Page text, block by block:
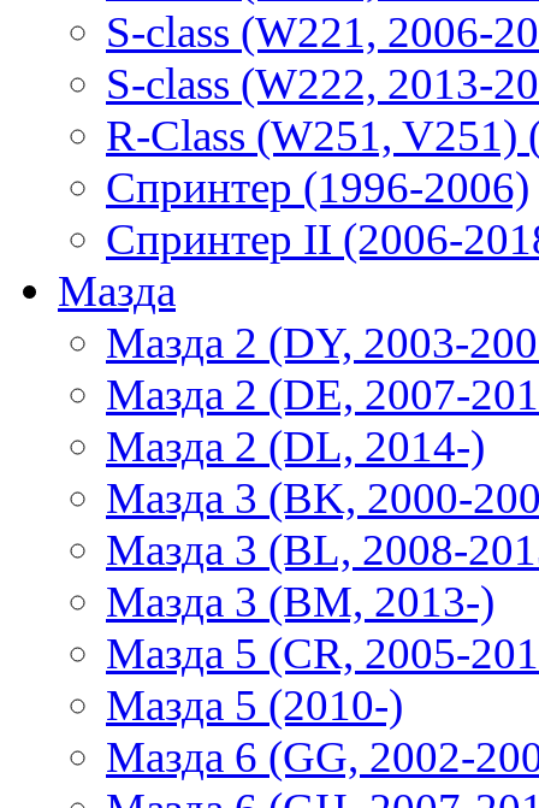
S-class (W221, 2006-
S-class (W222, 2013-
R-Class (W251, V251)
Спринтер (1996-2006)
Спринтер II (2006-
Мазда
Мазда 2 (DY, 2003-
Мазда 2 (DE, 2007-
Мазда 2 (DL, 2014-)
Мазда 3 (BK, 2000-
Мазда 3 (BL, 2008-
Мазда 3 (BM, 2013-)
Мазда 5 (CR, 2005-
Мазда 5 (2010-)
Мазда 6 (GG, 2002-